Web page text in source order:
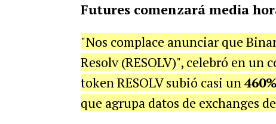
Futures comenzará media
"Nos complace anunciar que
Resolv (RESOLV)", celebró en
token RESOLV subió casi un460%
que agrupa datos de exchanges